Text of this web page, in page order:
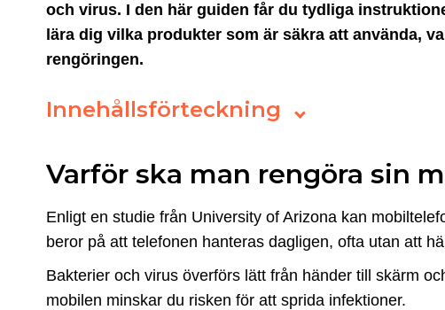
och virus. I den här guiden får du tydliga
lära dig vilka produkter som är säkra att använda,
rengöringen.
Innehållsförteckning
Varför ska man rengöra sin
Enligt en studie från University of Arizona kan
beror på att telefonen hanteras dagligen, ofta utan att
Bakterier och virus överförs lätt från händer till skärm
mobilen minskar du risken för att sprida infektioner.